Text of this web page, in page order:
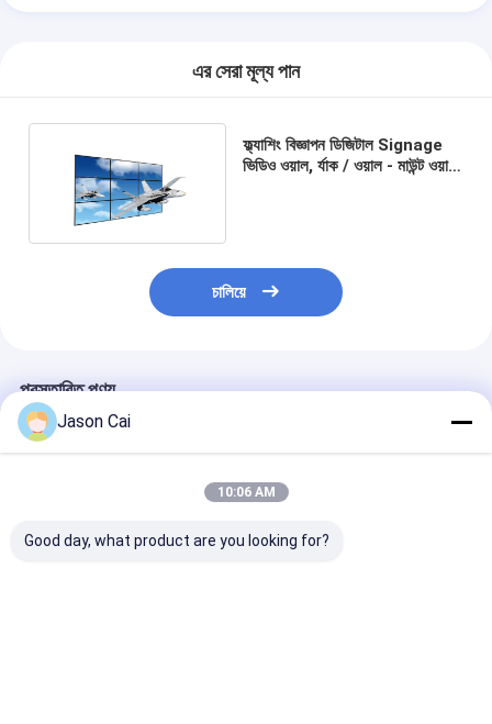
এর সেরা মূল্য পান
ফ্ল্যাশিং বিজ্ঞাপন ডিজিটাল Signage
ভিডিও ওয়াল, র্যাক / ওয়াল - মাউন্ট ওয়াল
চালিয়ে
প্রস্তাবিত পণ্য
Jason Cai
10:06 AM
Good day, what product are you looking for?